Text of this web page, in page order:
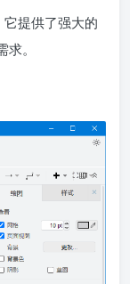
提供了强大的
。